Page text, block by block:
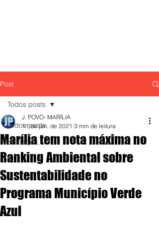
Post
Todos posts
destaque,
Todos posts
Marília tem nota máxima no
Ranking Ambiental sobre
Sustentabilidade no
Programa Município Verde
Azul
J. POVO- MARÍLIA
11 de jan. de 2021 3 min de leitura